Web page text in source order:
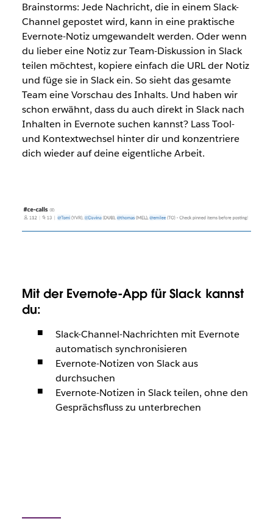
Brainstorms: Jede Nachricht, die in einem Slack-
Channel gepostet wird, kann in eine praktische
Evernote-Notiz umgewandelt werden. Oder wenn
du lieber eine Notiz zur Team-Diskussion in Slack
teilen möchtest, kopiere einfach die URL der Notiz
und füge sie in Slack ein. So sieht das gesamte
Team eine Vorschau des Inhalts. Und haben wir
schon erwähnt, dass du auch direkt in Slack nach
Inhalten in Evernote suchen kannst? Lass Tool-
und Kontextwechsel hinter dir und konzentriere
dich wieder auf deine eigentliche Arbeit.
Mit der Evernote-App für Slack kannst
du:
Slack-Channel-Nachrichten mit Evernote
automatisch synchronisieren
Evernote-Notizen von Slack aus
durchsuchen
Evernote-Notizen in Slack teilen, ohne den
Gesprächsfluss zu unterbrechen